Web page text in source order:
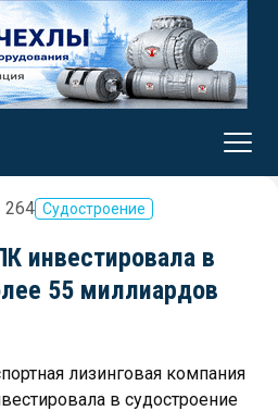
264 Судостроение
инвестировала в
55 миллиардов
лизинговая компания
в судостроение